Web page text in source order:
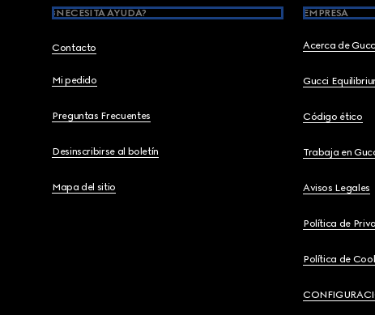
¿NECESITA AYUDA?
Contacto
Mi pedido
Preguntas Frecuentes
Desinscribirse al boletín
Mapa del sitio
EMPRESA
Acerca de
Gucci
Código ético
Trabaja en
Avisos Legales
Política de
Política de